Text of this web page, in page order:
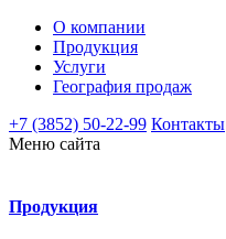
О компании
Продукция
Услуги
География продаж
+7 (3852) 50-22-99 Контакты
Меню сайта
Продукция